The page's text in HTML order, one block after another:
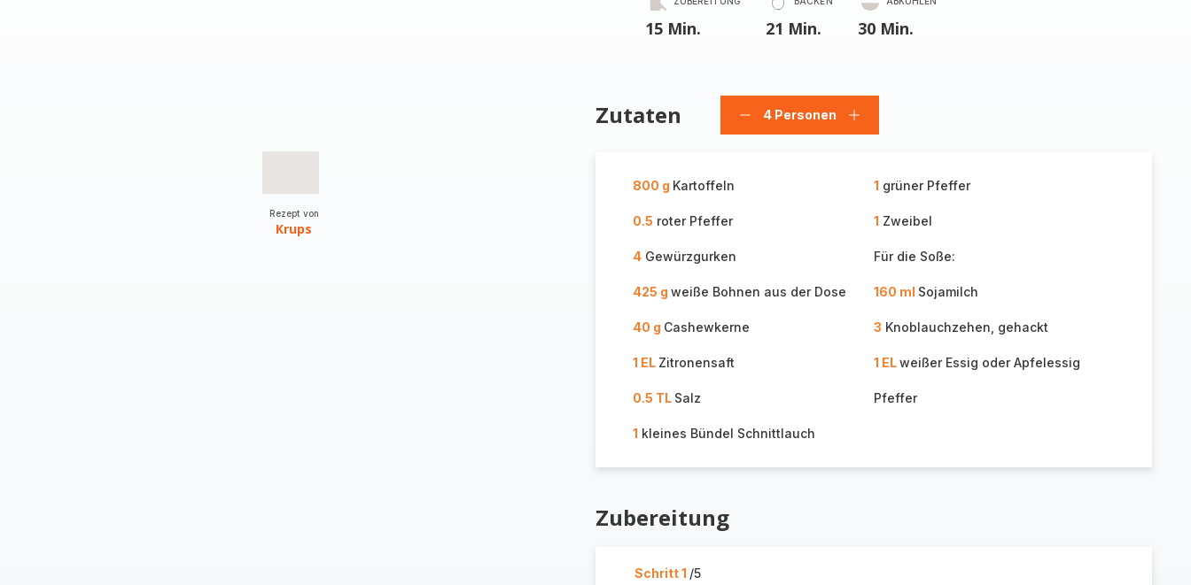
Rezept von
Krups
15 Min. 21 Min. 30 Min.
Zutaten
Personen
4 Personen
Personen
800 g Kartoffeln 1 grüner Pfeffer
0.5 roter Pfeffer 1 Zweibel
4Gewürzgurken Für die Soße:
425 g weiße Bohnen aus der Dose 160 ml Sojamilch
40 g Cashewkerne 3 Knoblauchzehen, gehackt
1 EL Zitronensaft 1 ELweißer Essig oder Apfelessig
0.5 TL Salz Pfeffer
1 kleines Bündel Schnittlauch
Zubereitung
Schritt 1 /5